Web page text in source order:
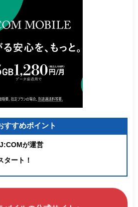
すすめポイント
が運営
タート！